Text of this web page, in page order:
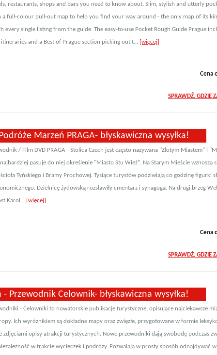
restaurants, shops and bars you need to know about. Slim, stylish and utterly
a full-colour pull-out map to help you find your way around - the only map of its
every single listing from the guide. The easy-to-use Pocket Rough Guide Prague
and a Best of Prague section picking out t... [więcej]
Cena
SPRAWDŹ, GDZIE
Marzeń PRAGA- błyskawiczna wysyłka!
/ Film DVD PRAGA - Stolica Czech jest często nazywana "Złotym Miastem" i
pasuje do niej określenie "Miasto Stu Wież". Na Starym Mieście wznoszą
Tyńskiego i Bramy Prochowej. Tysiące turystów podziwiają co godzinę figurki
Dzielnicę żydowską rozsławiły cmentarz i synagoga. Na drugi brzeg
Karol... [więcej]
Cena
SPRAWDŹ, GDZIE
- Przewodnik Celownik- błyskawiczna wysyłka!
- Celowniki to nowatorskie publikacje turystyczne, opisujące najciekawsze
Ich wyróżnikiem są dokładne mapy oraz zwięzłe, przygotowane w formie
zdjęciami opisy atrakcji turystycznych. Nowe przewodniki dają swobodę podczas
w trakcie wycieczek i podróży. Pozwalają w prosty sposób odnajdywać